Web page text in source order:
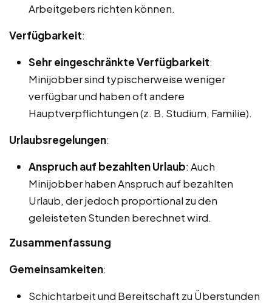
Arbeitgebers richten können.
Verfügbarkeit:
Sehr eingeschränkte Verfügbarkeit:
Minijobber sind typischerweise weniger
verfügbar und haben oft andere
Hauptverpflichtungen (z. B. Studium, Familie).
Urlaubsregelungen:
Anspruch auf bezahlten Urlaub: Auch
Minijobber haben Anspruch auf bezahlten
Urlaub, der jedoch proportional zu den
geleisteten Stunden berechnet wird.
Zusammenfassung
Gemeinsamkeiten:
Schichtarbeit und Bereitschaft zu Überstunden